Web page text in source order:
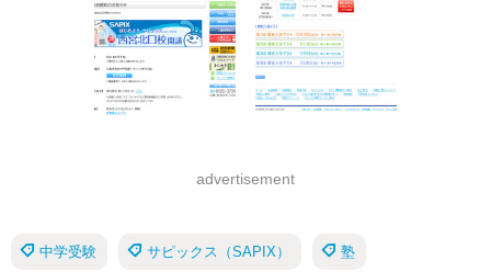
advertisement
中学受験 サピックス（SAPIX） 塾